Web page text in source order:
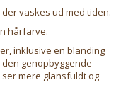
vaskes ud med tiden.
hårfarve.
inklusive en blanding
genopbyggende
mere glansfuldt og